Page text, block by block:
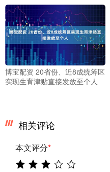
博宝配资 20省份、近8成统筹区
实现生育津贴直接发放至个人
相关评论
本文评分*